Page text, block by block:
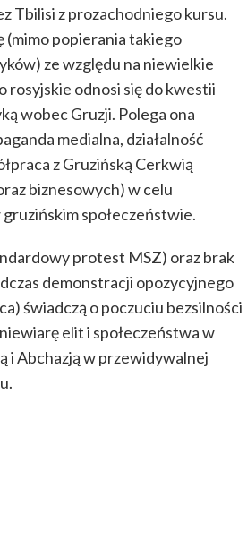
Tbilisi z prozachodniego kursu.
(mimo popierania takiego
ze względu na niewielkie
odnosi się do kwestii
wobec Gruzji. Polega ona
medialna, działalność
z Gruzińską Cerkwią
biznesowych) w celu
społeczeństwie.
protest MSZ) oraz brak
demonstracji opozycyjnego
świadczą o poczuciu bezsilności
elit i społeczeństwa w
i Abchazją w przewidywalnej